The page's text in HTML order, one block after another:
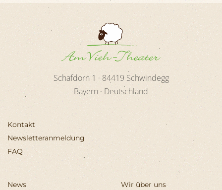
Schafdorn 1 · 84419Schwindegg
Bayern · Deutschland
Kontakt
Newsletteranmeldung
FAQ
News
Wir über uns